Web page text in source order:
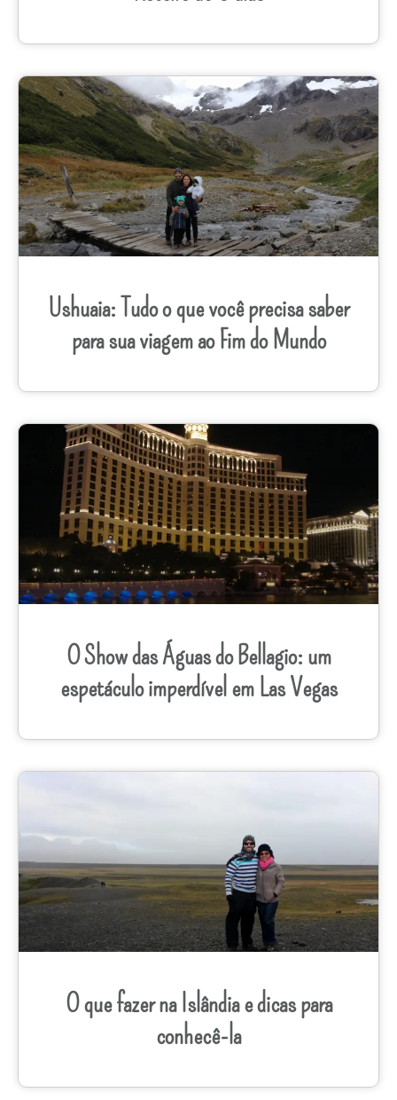
Ushuaia: Tudo o que você precisa saber
para sua viagem ao Fim do Mundo
O Show das Águas do Bellagio: um
espetáculo imperdível em Las Vegas
O que fazer na Islândia e dicas para
conhecê-la